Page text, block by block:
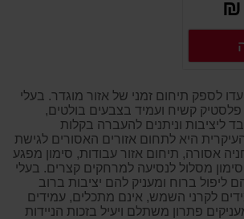
לספק תיחום זמני של אזור מוגדר. בעלי
פלסטיק קשיח ועמיד בצבעים בולטים,
ליציבות וניתנים להעברה בקלות
היא לתחום אזורים האסורים לגישת
אסורה, תיחום אזור עבודות, סימון מפגע
מסלול לנסיעה למרחקים קצרים. בעלי
ליפול ברוח ומעניק להם יציבות ברוב
לקרני השמש, אינם מתכלים, עמידים
פתרון משתלם ויעיל בזכות הניידות